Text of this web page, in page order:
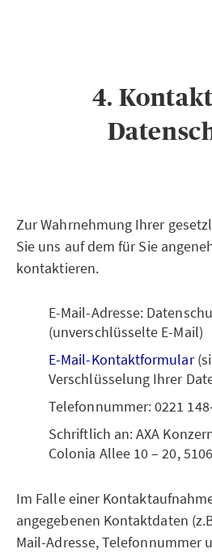
4.
Zur Wahrnehmung Ihrer
Sie uns auf dem für Sie
kontaktieren.
E-Mail-Adresse:
(unverschlüsselte E-Mail)
E-Mail-Kontaktformular
Verschlüsselung Ihrer
Telefonnummer: 0221
Schriftlich an: AXA
Colonia Allee 10 – 20,
Im Falle einer
angegebenen Kontaktdaten
Mail-Adresse, Telefonnummer